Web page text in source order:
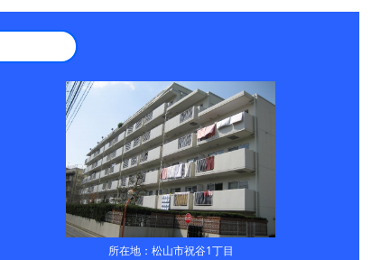
所在地：松山市祝谷1丁目